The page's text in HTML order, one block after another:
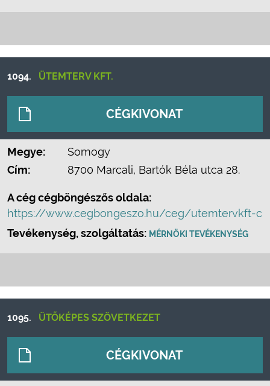
1094. ÜTEMTERV KFT.
CÉGKIVONAT
Megye:
Somogy
Cím:
8700 Marcali, Bartók Béla utca 28.
A cég cégböngészős oldala:
https://www.cegbongeszo.hu/ceg/utemtervkft-c
Tevékenység, szolgáltatás: MÉRNÖKI TEVÉKENYSÉG
1095. ÜTŐKÉPES SZÖVETKEZET
CÉGKIVONAT